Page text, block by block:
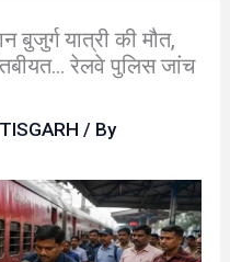
बुजुर्ग यात्री की मौत,
रेलवे पुलिस जांच
/ By